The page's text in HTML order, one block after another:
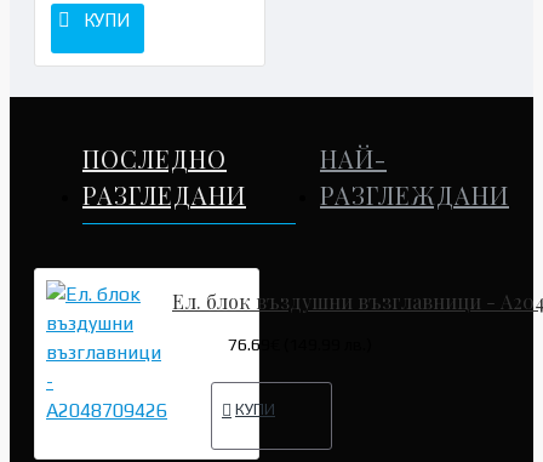
КУПИ
ПОСЛЕДНО
РАЗГЛЕДАНИ
НАЙ-
РАЗГЛЕЖДАНИ
Ел. блок въздушни възглавници -
76.69€ (149.99 лв.)
КУПИ